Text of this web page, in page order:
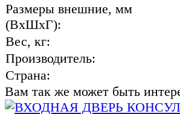
Размеры внешние, мм
(ВхШхГ):
Вес, кг:
Производитель:
Страна:
Вам так же может быть